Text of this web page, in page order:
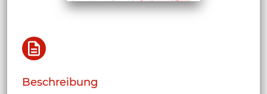
Beschreibung